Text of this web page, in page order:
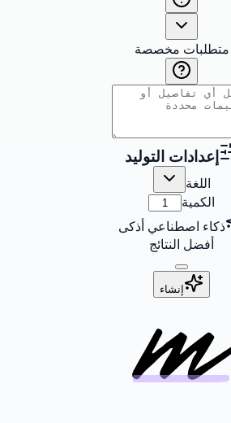
متطلبات مخصصة
إعدادات التوليد
اللغة
الكمية
ذكاء اصطناعي أذكى
أفضل النتائج
إنشاء